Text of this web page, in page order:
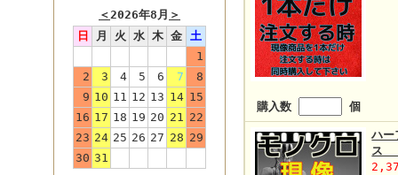
＜ 2026年8月 ＞
日
月 火 水 木 金
土
1
2
3 4 5 6 7
8
9 10 11 12 13 14 15
16 17 18 19 20 21
22
23 24 25 26 27 28 29
30 31
購入数 個
ハ
ス